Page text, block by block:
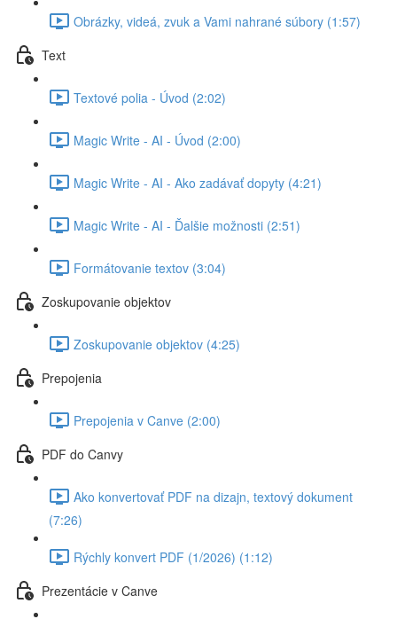
Obrázky, videá, zvuk a Vami nahrané súbory (1:57)
Text
Textové polia - Úvod (2:02)
Magic Write - AI - Úvod (2:00)
Magic Write - AI - Ako zadávať dopyty (4:21)
Magic Write - AI - Ďalšie možnosti (2:51)
Formátovanie textov (3:04)
Zoskupovanie objektov
Zoskupovanie objektov (4:25)
Prepojenia
Prepojenia v Canve (2:00)
PDF do Canvy
Ako konvertovať PDF na dizajn, textový dokument
(7:26)
Rýchly konvert PDF (1/2026) (1:12)
Prezentácie v Canve